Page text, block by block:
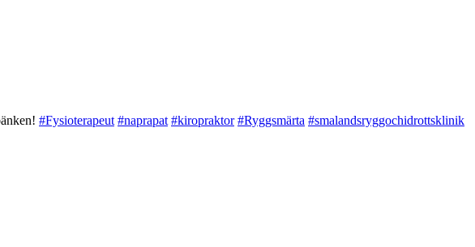
#Fysioterapeut #naprapat #kiropraktor #Ryggsmärta #smalandsryggochidrottsklinik